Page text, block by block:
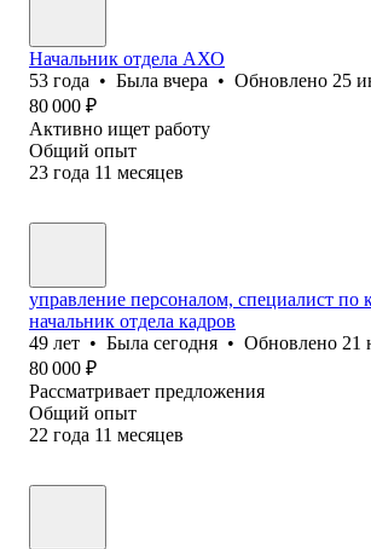
Начальник отдела АХО
53 года • Была вчера • Обновлено 25
80 000 ₽
Активно ищет работу
Общий опыт
23 года 11 месяцев
управление персоналом, специалист по
начальник отдела кадров
49 лет • Была сегодня • Обновлено 21
80 000 ₽
Рассматривает предложения
Общий опыт
22 года 11 месяцев